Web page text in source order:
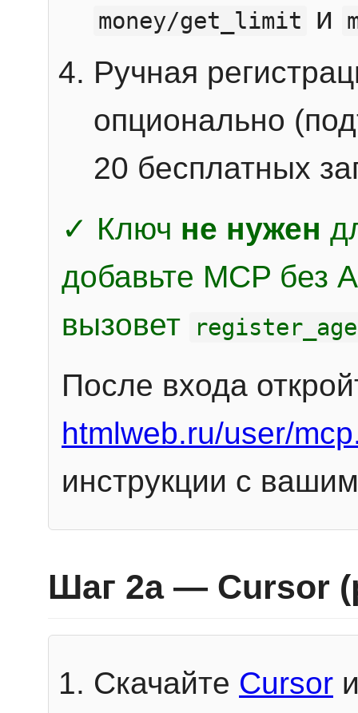
money/get_limit
и
Ручная
опционально
20 бесплатных
✓ Ключ не нужен
добавьте MCP без
вызовет
После входа
htmlweb.ru/user/
инструкции с
Шаг 2a — Cursor
Скачайте Cursor